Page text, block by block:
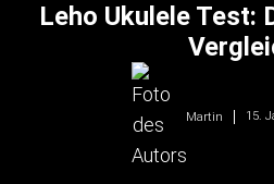
Leho Ukulele Test:
Martin 15.